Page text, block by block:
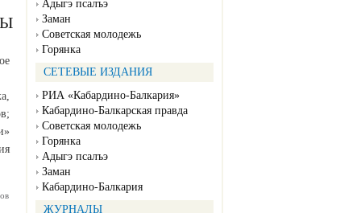
Адыгэ псалъэ
Заман
Советская молодежь
Горянка
СЕТЕВЫЕ ИЗДАНИЯ
РИА «Кабардино-Балкария»
Кабардино-Балкарская правда
Советская молодежь
Горянка
Адыгэ псалъэ
Заман
Кабардино-Балкария
ЖУРНАЛЫ